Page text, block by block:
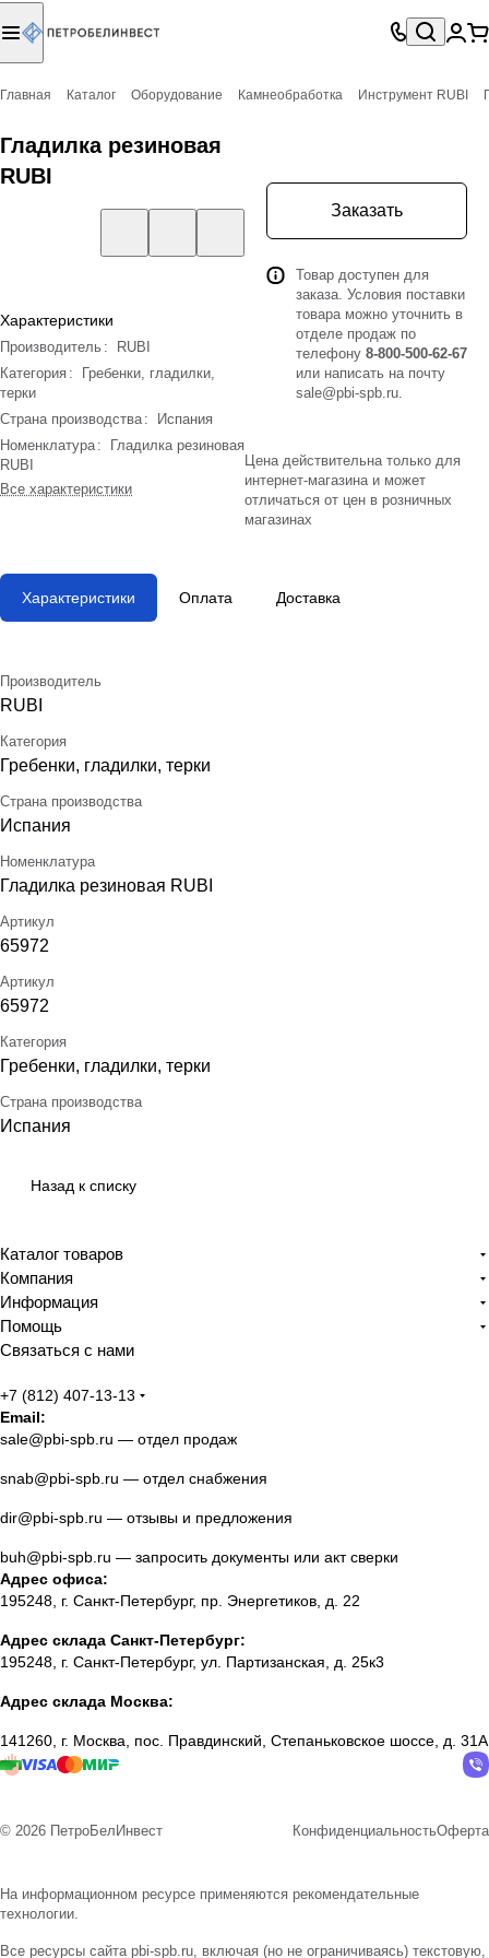
Главная Каталог Оборудование Камнеобработка Инструмент RUBI
Гладилка резиновая
RUBI
Характеристики
Производитель :
RUBI
Категория :
Гребенки, гладилки,
терки
Страна производства :
Испания
Номенклатура :
Гладилка резиновая
RUBI
Все характеристики
Заказать
Товар доступен для
заказа. Условия поставки
товара можно уточнить в
отделе продаж по
телефону 8-800-500-62-67
или написать на почту
sale@pbi-spb.ru.
Цена действительна только для
интернет-магазина и может
отличаться от цен в розничных
магазинах
Характеристики Оплата Доставка
Производитель
RUBI
Категория
Гребенки, гладилки, терки
Страна производства
Испания
Номенклатура
Гладилка резиновая RUBI
Артикул
65972
Артикул
65972
Категория
Гребенки, гладилки, терки
Страна производства
Испания
Назад к списку
Каталог товаров
Компания
Информация
Помощь
Связаться с нами
+7 (812) 407-13-13
Email:
sale@pbi-spb.ru — отдел продаж
snab@pbi-spb.ru — отдел снабжения
dir@pbi-spb.ru — отзывы и предложения
buh@pbi-spb.ru — запросить документы или акт сверки
Адрес офиса:
195248, г. Санкт-Петербург, пр. Энергетиков, д. 22
Адрес склада Санкт-Петербург:
195248, г. Санкт-Петербург, ул. Партизанская, д. 25к3
Адрес склада Москва:
141260, г. Москва, пос. Правдинский, Степаньковское шоссе, д. 31А
© 2026 ПетроБелИнвест КонфиденциальностьОферта
На информационном ресурсе применяются рекомендательные
технологии.
Все ресурсы сайта pbi-spb.ru, включая (но не ограничиваясь) текстовую,